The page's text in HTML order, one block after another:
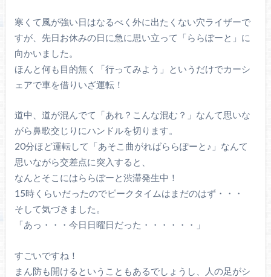
寒くて風が強い日はなるべく外に出たくない穴ライザーで
すが、先日お休みの日に急に思い立って「ららぽーと」に
向かいました。
ほんと何も目的無く「行ってみよう」というだけでカーシ
ェアで車を借りいざ運転！
道中、道が混んでて「あれ？こんな混む？」なんて思いな
がら鼻歌交じりにハンドルを切ります。
20分ほど運転して「あそこ曲がればららぽーと♪」なんて
思いながら交差点に突入すると、
なんとそこにはららぽーと渋滞発生中！
15時くらいだったのでピークタイムはまだのはず・・・
そして気づきました。
「あっ・・・今日日曜日だった・・・・・・」
すごいですね！
まん防も開けるということもあるでしょうし、人の足がシ